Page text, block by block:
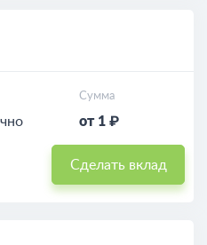
Сумма
от 1 ₽
Сделать вклад